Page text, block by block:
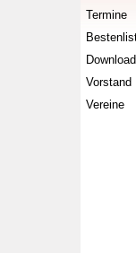
Termine
Vorstand
Vereine